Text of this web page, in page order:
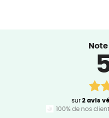
sur2 avis
100% de nos